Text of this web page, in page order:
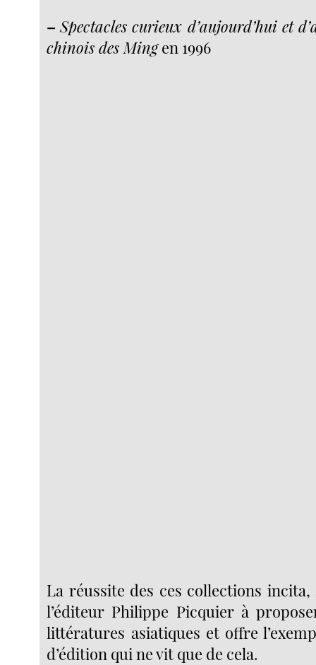
– Spectacles curieux d’aujourd’hui et
chinois des Mingen 1996
La réussite des ces collections
l’éditeur Philippe Picquier à
littératures asiatiques et offre
d’édition qui ne vit que de cela.